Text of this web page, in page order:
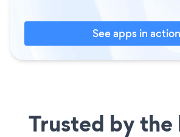
See apps in action
Trusted by the